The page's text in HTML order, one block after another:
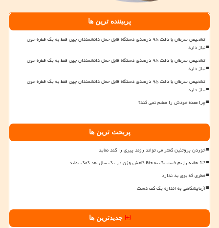
پربیننده ترین ها
تشخیص سرطان با دقت ۹۵ درصدی دستگاه قابل حمل دانشمندان چین فقط به یک قطره خون
نیاز دارد
تشخیص سرطان با دقت ۹۵ درصدی دستگاه قابل حمل دانشمندان چین فقط به یک قطره خون
نیاز دارد
تشخیص سرطان با دقت ۹۵ درصدی دستگاه قابل حمل دانشمندان چین فقط به یک قطره خون
نیاز دارد
چرا معده خودش را هضم نمی کند؟
پربحث ترین ها
خوردن پروتئین کمتر می تواند روند پیری را کند نماید
12 هفته رژیم فستینگ به حفظ کاهش وزن در یک سال بعد کمک نماید
خطری که بوی بد ندارد
آزمایشگاهی به اندازه یک کف دست
جدیدترین ها